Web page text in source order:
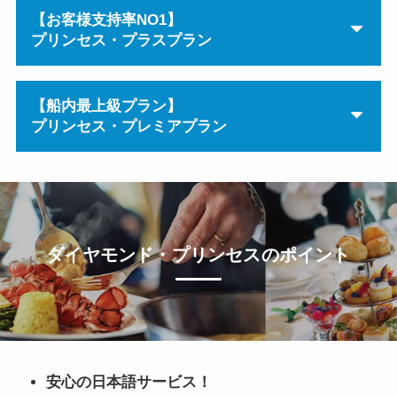
【お客様支持率NO1】
プリンセス・プラスプラン
【船内最上級プラン】
プリンセス・プレミアプラン
ダイヤモンド・プリンセスのポイント
安心の日本語サービス！